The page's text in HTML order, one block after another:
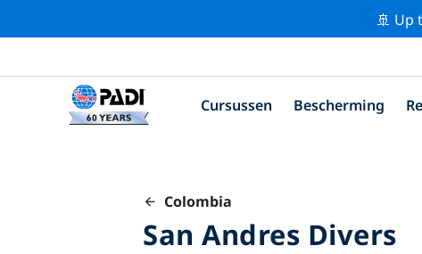
🚢 Up
Cursussen Bescherming
Colombia
San Andres Divers